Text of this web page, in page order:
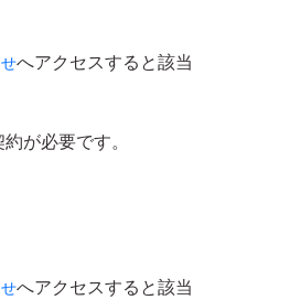
へアクセスすると該当
が必要です。
へアクセスすると該当